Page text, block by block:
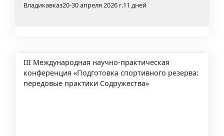
Владикавказ20-30 апреля 2026 г.11 дней
III Международная научно-практическая
конференция «Подготовка спортивного резерва:
передовые практики Содружества»